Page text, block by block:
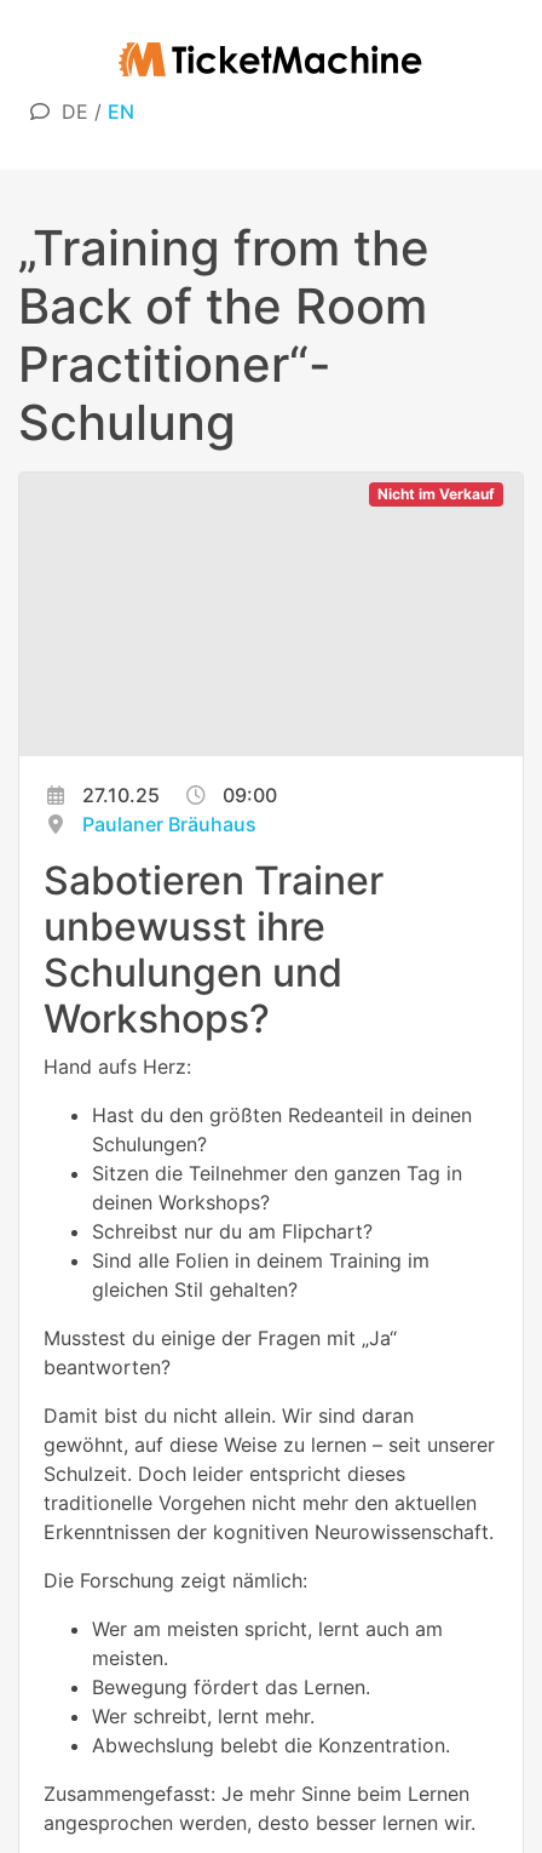
DE / EN
„Training from the
Back of the Room
Practitioner“-
Schulung
Nicht im Verkauf
27.10.25
09:00
Paulaner Bräuhaus
Sabotieren Trainer
unbewusst ihre
Schulungen und
Workshops?
Hand aufs Herz:
Hast du den größten Redeanteil in deinen
Schulungen?
Sitzen die Teilnehmer den ganzen Tag in
deinen Workshops?
Schreibst nur du am Flipchart?
Sind alle Folien in deinem Training im
gleichen Stil gehalten?
Musstest du einige der Fragen mit „Ja“
beantworten?
Damit bist du nicht allein. Wir sind daran
gewöhnt, auf diese Weise zu lernen – seit unserer
Schulzeit. Doch leider entspricht dieses
traditionelle Vorgehen nicht mehr den aktuellen
Erkenntnissen der kognitiven Neurowissenschaft.
Die Forschung zeigt nämlich:
Wer am meisten spricht, lernt auch am
meisten.
Bewegung fördert das Lernen.
Wer schreibt, lernt mehr.
Abwechslung belebt die Konzentration.
Zusammengefasst: Je mehr Sinne beim Lernen
angesprochen werden, desto besser lernen wir.